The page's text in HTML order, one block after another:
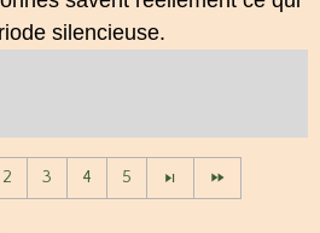
silencieuse.
2 3 4 5